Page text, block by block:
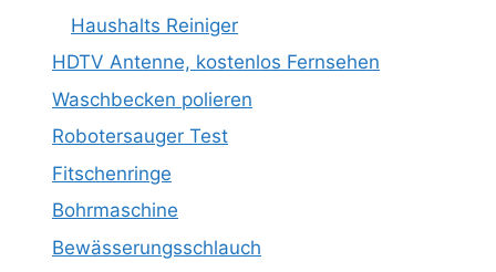
Haushalts Reiniger
HDTV Antenne, kostenlos Fernsehen
Waschbecken polieren
Robotersauger Test
Fitschenringe
Bohrmaschine
Bewässerungsschlauch